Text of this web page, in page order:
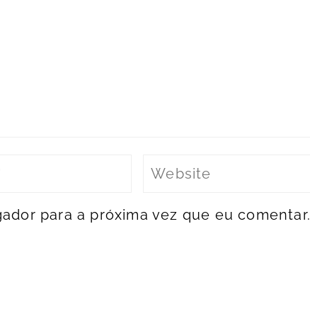
para a próxima vez que eu comentar.